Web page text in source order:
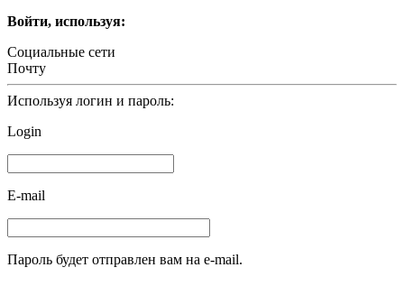
Войти, используя:
Социальные сети
Почту
Используя логин и пароль:
Login
E-mail
Пароль будет отправлен вам на e-mail.